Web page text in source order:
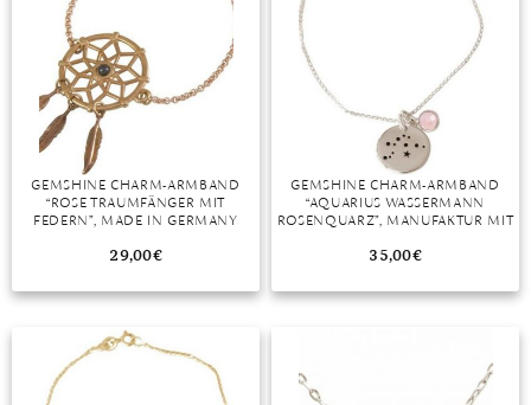
GEMSHINE CHARM-ARMBAND
“ROSE TRAUMFÄNGER MIT
FEDERN”, MADE IN GERMANY
29,00€
GEMSHINE CHARM-ARMBAND
“AQUARIUS WASSERMANN
ROSENQUARZ”, MANUFAKTUR MIT
35,00€